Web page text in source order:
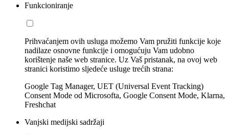
Funkcioniranje
Prihvaćanjem ovih usluga možemo Vam pružiti funkcije koje
nadilaze osnovne funkcije i omogućuju Vam udobno
korištenje naše web stranice. Uz Vaš pristanak, na ovoj web
stranici koristimo sljedeće usluge trećih strana:
Google Tag Manager, UET (Universal Event Tracking)
Consent Mode od Microsofta, Google Consent Mode, Klarna,
Freshchat
Vanjski medijski sadržaji